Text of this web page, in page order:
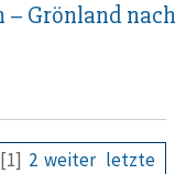
– Grönland nach
[1] 2 weiter letzte